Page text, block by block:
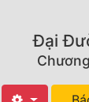
Thể Loại
Tất Cả
Đại